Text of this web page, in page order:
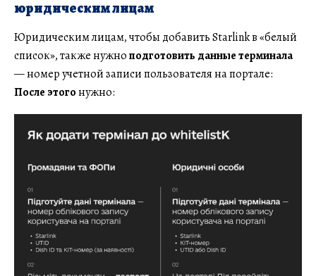
юридическим лицам
Юридическим лицам, чтобы добавить Starlink в «белый
список», также нужноподготовить данные терминала
— номер учетной записи пользователя на портале:
После этогонужно: